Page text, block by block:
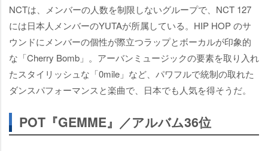
NCTは、メンバーの人数を制限しないグループで、NCT 127
には日本人メンバーのYUTAが所属している。HIP HOP のサ
ウンドにメンバーの個性が際立つラップとボーカルが印象的
な「Cherry Bomb」。アーバンミュージックの要素を取り入れ
たスタイリッシュな「0mile」など、パワフルで統制の取れた
ダンスパフォーマンスと楽曲で、日本でも人気を得そうだ。
POT『GEMME』／アルバム36位